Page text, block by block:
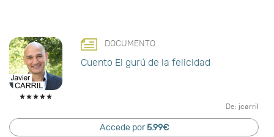
DOCUMENTO
Cuento El gurú de la felicidad
De: jcarril
Accede por5.99€